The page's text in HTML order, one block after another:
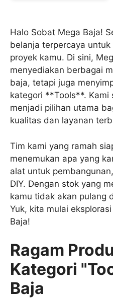
Halo Sobat Mega Baja!
belanja terpercaya
proyek kamu. Di sini,
menyediakan berbagai
baja, tetapi juga
kategori **Tools**. Kami
menjadi pilihan utama
kualitas dan layanan
Tim kami yang ramah
menemukan apa yang
alat untuk
DIY. Dengan stok yang
kamu tidak akan pulang
Yuk, kita mulai
Baja!
Ragam
Kategori
Baja